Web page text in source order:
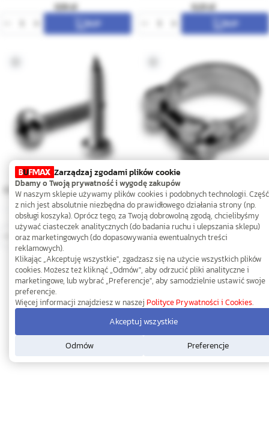
0,18 0,23
grzybkowym PZ
0,19
80-85mm W4 Obejma GBS
19,50
Zarządzaj zgodami plików cookie
Dbamy o Twoją prywatność i wygodę zakupów
W naszym sklepie używamy plików cookies i podobnych technologii. Część
z nich jest absolutnie niezbędna do prawidłowego działania strony (np.
obsługi koszyka). Oprócz tego, za Twoją dobrowolną zgodą, chcielibyśmy
używać ciasteczek analitycznych (do badania ruchu i ulepszania sklepu)
oraz marketingowych (do dopasowywania ewentualnych treści
reklamowych).
Klikając „Akceptuję wszystkie", zgadzasz się na użycie wszystkich plików
cookies. Możesz też kliknąć „Odmów", aby odrzucić pliki analityczne i
marketingowe, lub wybrać „Preferencje", aby samodzielnie ustawić swoje
preferencje.
Więcej informacji znajdziesz w naszej Polityce Prywatności i Cookies.
Odmów Preferencje
Akceptuj wszystkie